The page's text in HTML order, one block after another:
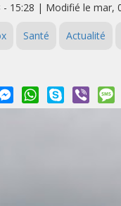
- 15:28 | Modifié le mar,
Santé Actualité
MessengerWhatsApp
Skype Viber